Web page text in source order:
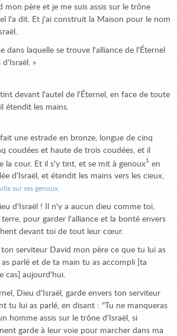
mon père et je me suis assis sur le trône
l'a dit. Et j'ai construit la Maison pour le nom
dans laquelle se trouve l'alliance de l'Éternel
»
devant l'autel de l'Éternel, en face de toute
étendit les mains.
une estrade en bronze, longue de cinq
coudées et haute de trois coudées, et il
la cour. Et il s'y tint, et se mit à genoux1 en
d'Israël, et étendit les mains vers les cieux,
sur ses genoux.
d'Israël ! Il n'y a aucun dieu comme toi,
pour garder l'alliance et la bonté envers
devant toi de tout leur cœur.
ton serviteur David mon père ce que tu lui as
parlé et de ta main tu as accompli [ta
cas] aujourd'hui.
Dieu d'Israël, garde envers ton serviteur
tu lui as parlé, en disant : "Tu ne manqueras
homme assis sur le trône d'Israël, si
garde à leur voie pour marcher dans ma